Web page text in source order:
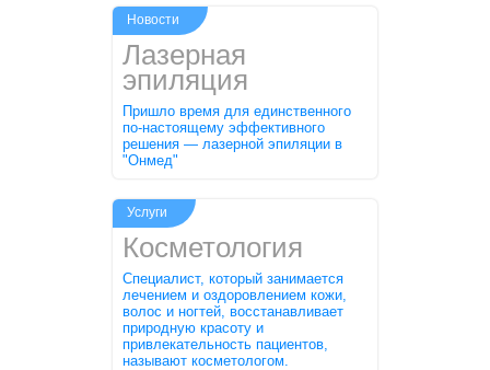
Лазерная
эпиляция
Пришло время для единственного
по-настоящему эффективного
решения — лазерной эпиляции в
"Онмед"
Новости
Косметология
Специалист, который занимается
лечением и оздоровлением кожи,
волос и ногтей, восстанавливает
природную красоту и
привлекательность пациентов,
называют косметологом.
Услуги